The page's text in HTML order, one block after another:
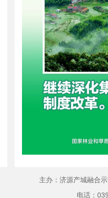
主办：济源产城融合
电话：